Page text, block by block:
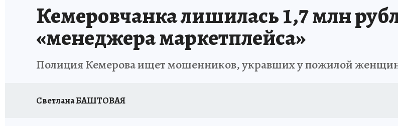
Кемеровчанка лишилась 1,7 млн
«менеджера маркетплейса»
Полиция Кемерова ищет мошенников, укравших у пожилой
Светлана БАШТОВАЯ